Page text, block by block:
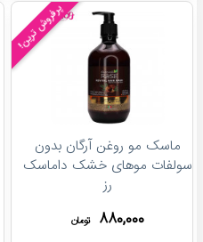
پرفروش ترین!
ماسک مو روغن آرگان بدون
سولفات موهای خشک داماسک
رز
۸۸۰,۰۰۰ تومان